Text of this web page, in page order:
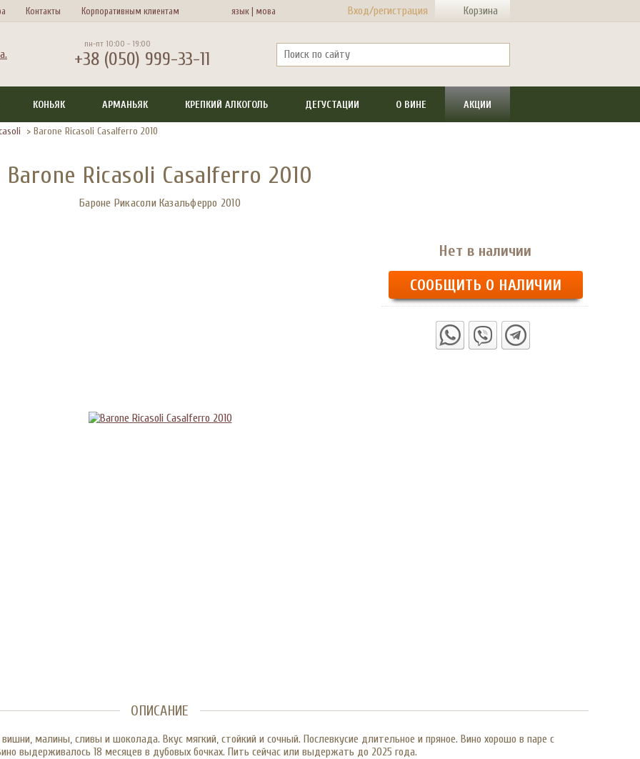
Контакты Корпоративным клиентам язык |мова Вход/регистрация Корзина
пн-пт 10:00 - 19:00
+38 (050) 999-33-11
КОНЬЯК АРМАНЬЯК КРЕПКИЙ АЛКОГОЛЬ ДЕГУСТАЦИИ О ВИНЕ АКЦИИ
> Barone Ricasoli Casalferro 2010
Barone Ricasoli Casalferro 2010
Бароне Рикасоли Казальферро 2010
Нет в наличии
СООБЩИТЬ О НАЛИЧИИ
ОПИСАНИЕ
малины, сливы и шоколада. Вкус мягкий, стойкий и сочный. Послевкусие длительное и пряное. Вино хорошо в паре с
18 месяцев в дубовых бочках. Пить сейчас или выдержать до 2025 года.